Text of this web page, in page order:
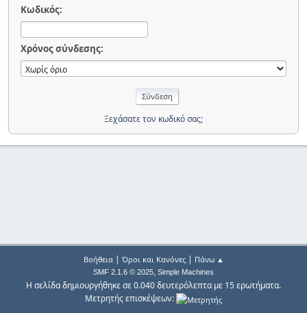
Κωδικός:
Χρόνος σύνδεσης:
Ξεχάσατε τον κωδικό σας;
Βοήθεια| Όροι και Κανόνες| Πάνω ▲
SMF 2.1.6 © 2025, Simple Machines
Η σελίδα δημιουργήθηκε σε 0.040 δευτερόλεπτα με 15 ερωτήματα.
Μετρητής επισκέψεων: